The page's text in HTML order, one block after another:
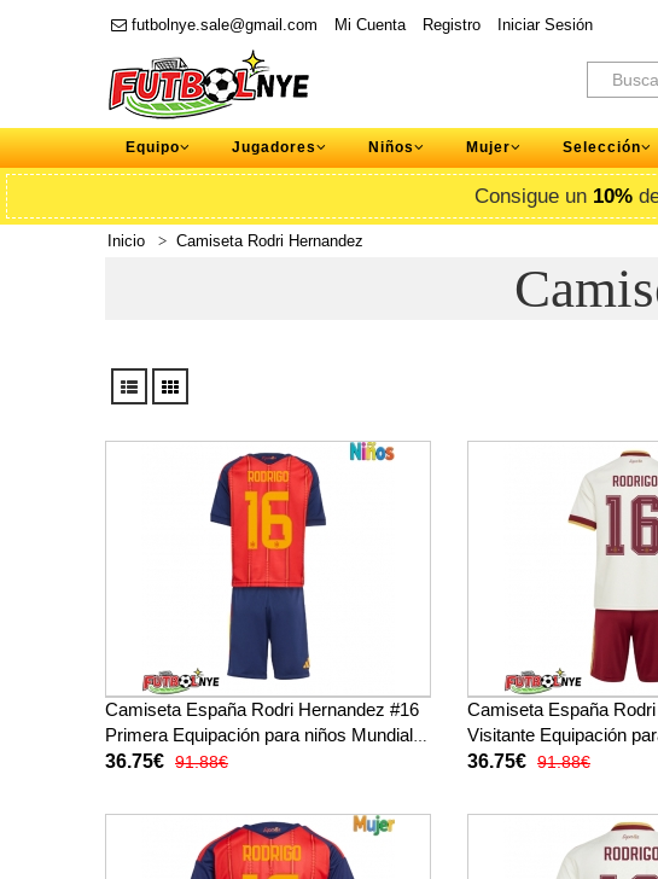
futbolnye.sale@gmail.com Mi Cuenta Registro Iniciar Sesión
Equipo Jugadores Niños Mujer Selección
Consigue un 10%
Inicio Camiseta Rodri Hernandez
Camiseta España Rodri Hernandez #16
Primera Equipación para niños Mundial
2026 manga corta (+ pantalones cortos)
36.75€ 91.88€
Camiseta España
Visitante Equipación
2026 manga corta (+
36.75€ 91.88€